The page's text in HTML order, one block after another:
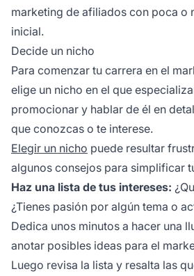
marketing de afiliados con poca o
inicial.
Decide un nicho
Para comenzar tu carrera en el
elige un nicho en el que
promocionar y hablar de él en
que conozcas o te interese.
Elegir un nicho puede resultar
algunos consejos para simplificar
Haz una lista de tus intereses:
¿Tienes pasión por algún tema o
Dedica unos minutos a hacer una
anotar posibles ideas para el
Luego revisa la lista y resalta las